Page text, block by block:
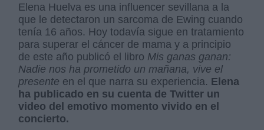
Elena Huelva es una influencer sevillana a la
que le detectaron un sarcoma de Ewing cuando
tenía 16 años. Hoy todavía sigue en tratamiento
para superar el cáncer de mama y a principio
de este año publicó el libro Mis ganas ganan:
Nadie nos ha prometido un mañana, vive el
presente en el que narra su experiencia. Elena
ha publicado en su cuenta de Twitter un
video del emotivo momento vivido en el
concierto.